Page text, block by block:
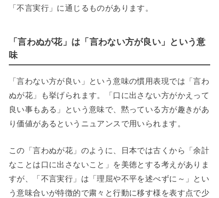
「不言実行」に通じるものがあります。
「言わぬが花」は「言わない方が良い」という意
味
「言わない方が良い」という意味の慣用表現では「言わ
ぬが花」も挙げられます。「口に出さない方がかえって
良い事もある」という意味で、黙っている方が趣きがあ
り価値があるというニュアンスで用いられます。
この「言わぬが花」のように、日本では古くから「余計
なことは口に出さないこと」を美徳とする考えがありま
すが、「不言実行」は「理屈や不平を述べずに～」とい
う意味合いが特徴的で粛々と行動に移す様を表す点で少